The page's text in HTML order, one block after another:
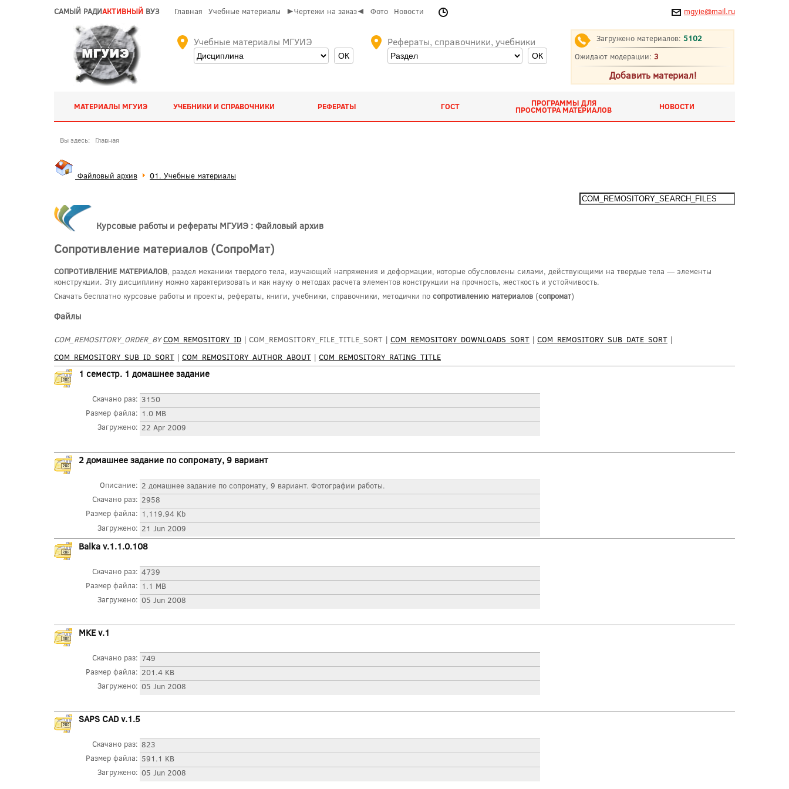
САМЫЙ РАДИАКТИВНЫЙ ВУЗ Главная Учебные материалы ►Чертежи на заказ◄ Фото Новости mgyie@mail.ru
Учебные материалы МГУИЭ Рефераты, справочники, учебники Загружено материалов: 5102
Ожидают модерации: 3
Добавить материал!
МАТЕРИАЛЫ МГУИЭ УЧЕБНИКИ И СПРАВОЧНИКИ РЕФЕРАТЫ ГОСТ ПРОГРАММЫ ДЛЯ
ПРОСМОТРА МАТЕРИАЛОВ НОВОСТИ
Вы здесь: Главная
Файловый архив 01. Учебные материалы
Курсовые работы и рефераты МГУИЭ : Файловый архив
Сопротивление материалов (СопроМат)
СОПРОТИВЛЕНИЕ МАТЕРИАЛОВ, раздел механики твердого тела, изучающий напряжения и деформации, которые обусловлены силами, действующими на твердые тела — элементы
конструкции. Эту дисциплину можно характеризовать и как науку о методах расчета элементов конструкции на прочность, жесткость и устойчивость.
Скачать бесплатно курсовые работы и проекты, рефераты, книги, учебники, справочники, методички по сопротивлению материалов (сопромат)
Файлы
COM_REMOSITORY_ORDER_BYCOM_REMOSITORY_ID | COM_REMOSITORY_FILE_TITLE_SORT | COM_REMOSITORY_DOWNLOADS_SORT | COM_REMOSITORY_SUB_DATE_SORT |
COM_REMOSITORY_SUB_ID_SORT | COM_REMOSITORY_AUTHOR_ABOUT | COM_REMOSITORY_RATING_TITLE
1 семестр. 1 домашнее задание
Скачано раз: 3150
Размер файла: 1.0 MB
Загружено: 22 Apr 2009
2 домашнее задание по сопромату, 9 вариант
Описание: 2 домашнее задание по сопромату, 9 вариант. Фотографии работы.
Скачано раз: 2958
Размер файла: 1,119.94 Kb
Загружено: 21 Jun 2009
Balka v.1.1.0.108
Скачано раз: 4739
Размер файла: 1.1 MB
Загружено: 05 Jun 2008
MKE v.1
Скачано раз: 749
Размер файла: 201.4 KB
Загружено: 05 Jun 2008
SAPS CAD v.1.5
Скачано раз: 823
Размер файла: 591.1 KB
Загружено: 05 Jun 2008